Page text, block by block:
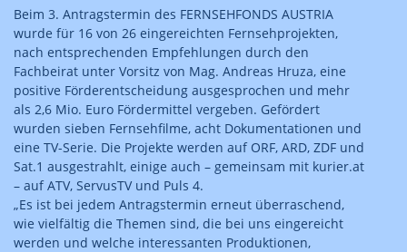
Beim 3. Antragstermin des FERNSEHFONDS AUSTRIA
wurde für 16 von 26 eingereichten Fernsehprojekten,
nach entsprechenden Empfehlungen durch den
Fachbeirat unter Vorsitz von Mag. Andreas Hruza, eine
positive Förderentscheidung ausgesprochen und mehr
als 2,6 Mio. Euro Fördermittel vergeben. Gefördert
wurden sieben Fernsehfilme, acht Dokumentationen und
eine TV-Serie. Die Projekte werden auf ORF, ARD, ZDF und
Sat.1 ausgestrahlt, einige auch – gemeinsam mit kurier.at
– auf ATV, ServusTV und Puls 4.
„Es ist bei jedem Antragstermin erneut überraschend,
wie vielfältig die Themen sind, die bei uns eingereicht
werden und welche interessanten Produktionen,